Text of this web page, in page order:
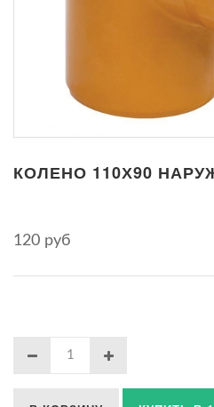
КОЛЕНО 110Х90
120 руб